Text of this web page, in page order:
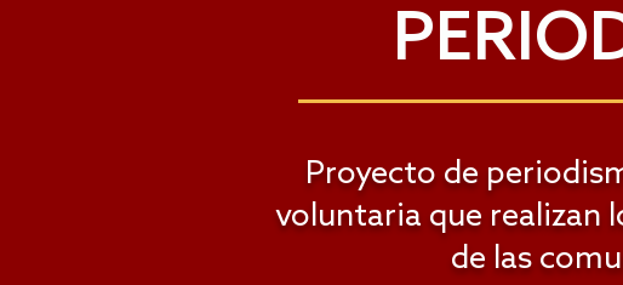
Proyecto de
voluntaria que realizan
de las